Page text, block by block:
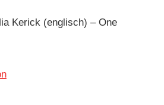
Kerick (englisch) – One